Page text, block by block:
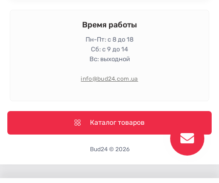
Политика конфиденциальности
Время работы
Пн-Пт: с 8 до 18
Сб: с 9 до 14
Вс: выходной
info@bud24.com.ua
Каталог товаров
Bud24 © 2026